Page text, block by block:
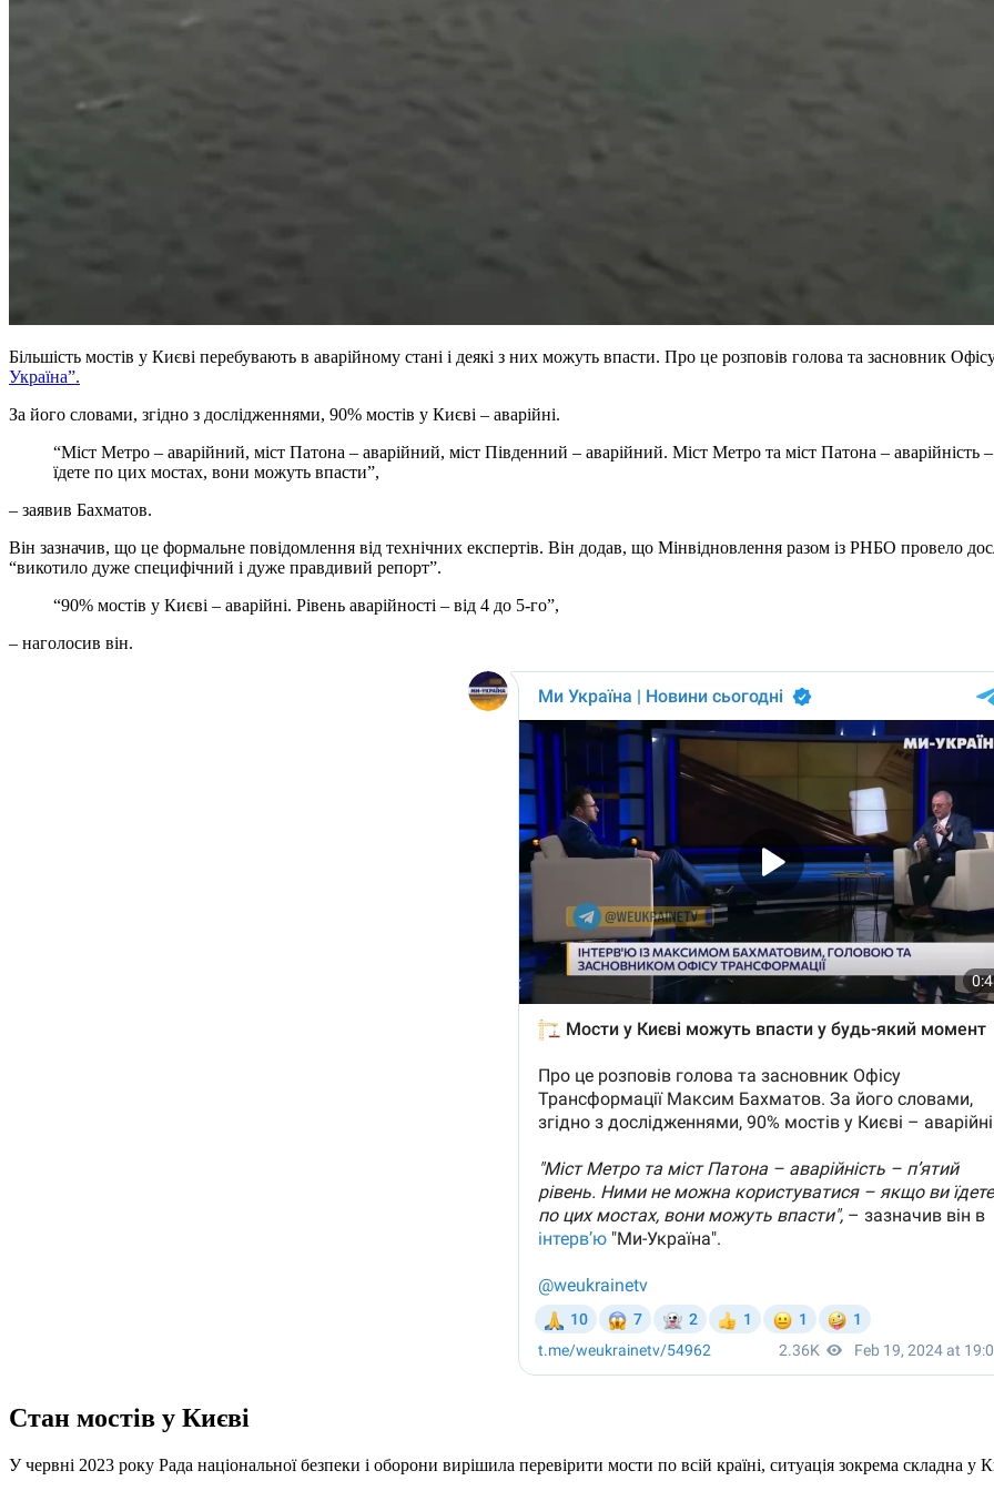
Більшість мостів у Києві перебувають в аварійному стані і деякі з них можуть впасти. Про це розповів голова та засновник
Україна”.
За його словами, згідно з дослідженнями, 90% мостів у Києві – аварійні.
“Міст Метро – аварійний, міст Патона – аварійний, міст Південний – аварійний. Міст Метро та міст Патона –
їдете по цих мостах, вони можуть впасти”,
– заявив Бахматов.
Він зазначив, що це формальне повідомлення від технічних експертів. Він додав, що Мінвідновлення разом із РНБО провело
“викотило дуже специфічний і дуже правдивий репорт”.
“90% мостів у Києві – аварійні. Рівень аварійності – від 4 до 5-го”,
– наголосив він.
Стан мостів у Києві
У червні 2023 року Рада національної безпеки і оборони вирішила перевірити мости по всій країні, ситуація зокрема складна у